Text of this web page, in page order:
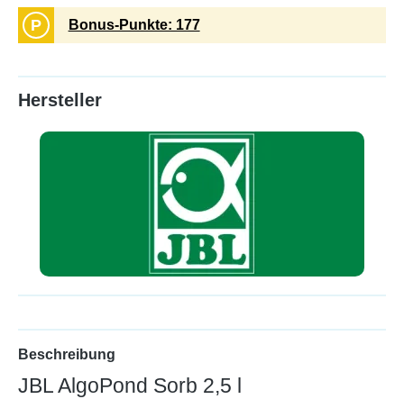
P Bonus-Punkte: 177
Hersteller
Beschreibung
JBL AlgoPond Sorb 2,5 l